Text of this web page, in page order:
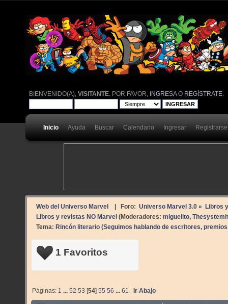
BIENVENIDO(A),VISITANTE . POR FAVOR, INGRESAO REGÍSTRATE
Inicio Ayuda Buscar Calendario Ingresar Registrarse
Web del Universo Marvel | Foro: Universo Marvel 3.0»
Libros
Libros y revistas NO Marvel (Moderadores: miguelito,
Tema: Rincón literario (Seguimos hablando de escritores,
1 Favoritos
Páginas: 1 ...52 53 [54]55 56 ...61 Ir Abajo